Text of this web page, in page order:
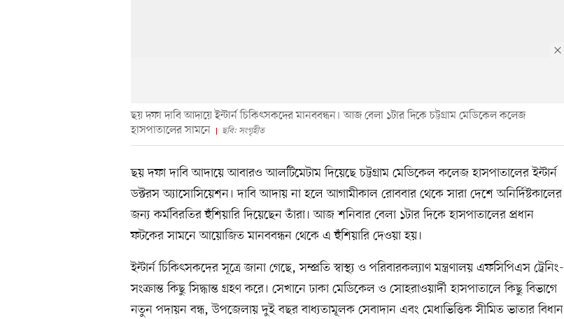
ছয় দফা দাবি আদায়ে ইন্টার্ন চিকিৎসকদের মানববন্ধন। আজ বেলা ১টার দিকে চট্টগ্রাম মেডিকেল কলেজ
হাসপাতালের সামনে
ছবি: সংগৃহীত
ছয় দফা দাবি আদায়ে আবারও আলটিমেটাম দিয়েছে চট্টগ্রাম মেডিকেল কলেজ হাসপাতালের ইন্টার্ন
ডক্টরস অ্যাসোসিয়েশন। দাবি আদায় না হলে আগামীকাল রোববার থেকে সারা দেশে অনির্দিষ্টকালের
জন্য কর্মবিরতির হুঁশিয়ারি দিয়েছেন তাঁরা। আজ শনিবার বেলা ১টার দিকে হাসপাতালের প্রধান
ফটকের সামনে আয়োজিত মানববন্ধন থেকে এ হুঁশিয়ারি দেওয়া হয়।
ইন্টার্ন চিকিৎসকদের সূত্রে জানা গেছে, সম্প্রতি স্বাস্থ্য ও পরিবারকল্যাণ মন্ত্রণালয় এফসিপিএস ট্রেনিং-
সংক্রান্ত কিছু সিদ্ধান্ত গ্রহণ করে। সেখানে ঢাকা মেডিকেল ও সোহরাওয়ার্দী হাসপাতালে কিছু বিভাগে
নতুন পদায়ন বন্ধ, উপজেলায় দুই বছর বাধ্যতামূলক সেবাদান এবং মেধাভিত্তিক সীমিত ভাতার বিধান